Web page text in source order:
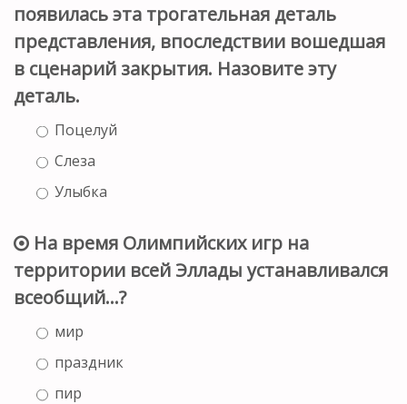
появилась эта трогательная деталь
представления, впоследствии вошедшая
в сценарий закрытия. Назовите эту
деталь.
Поцелуй
Слеза
Улыбка
На время Олимпийских игр на
территории всей Эллады устанавливался
всеобщий…?
мир
праздник
пир